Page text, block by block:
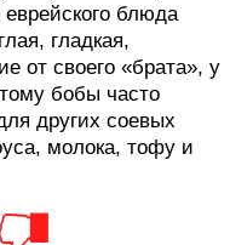
еврейского блюда
гладкая,
от своего «брата», у
бобы часто
других соевых
молока, тофу и